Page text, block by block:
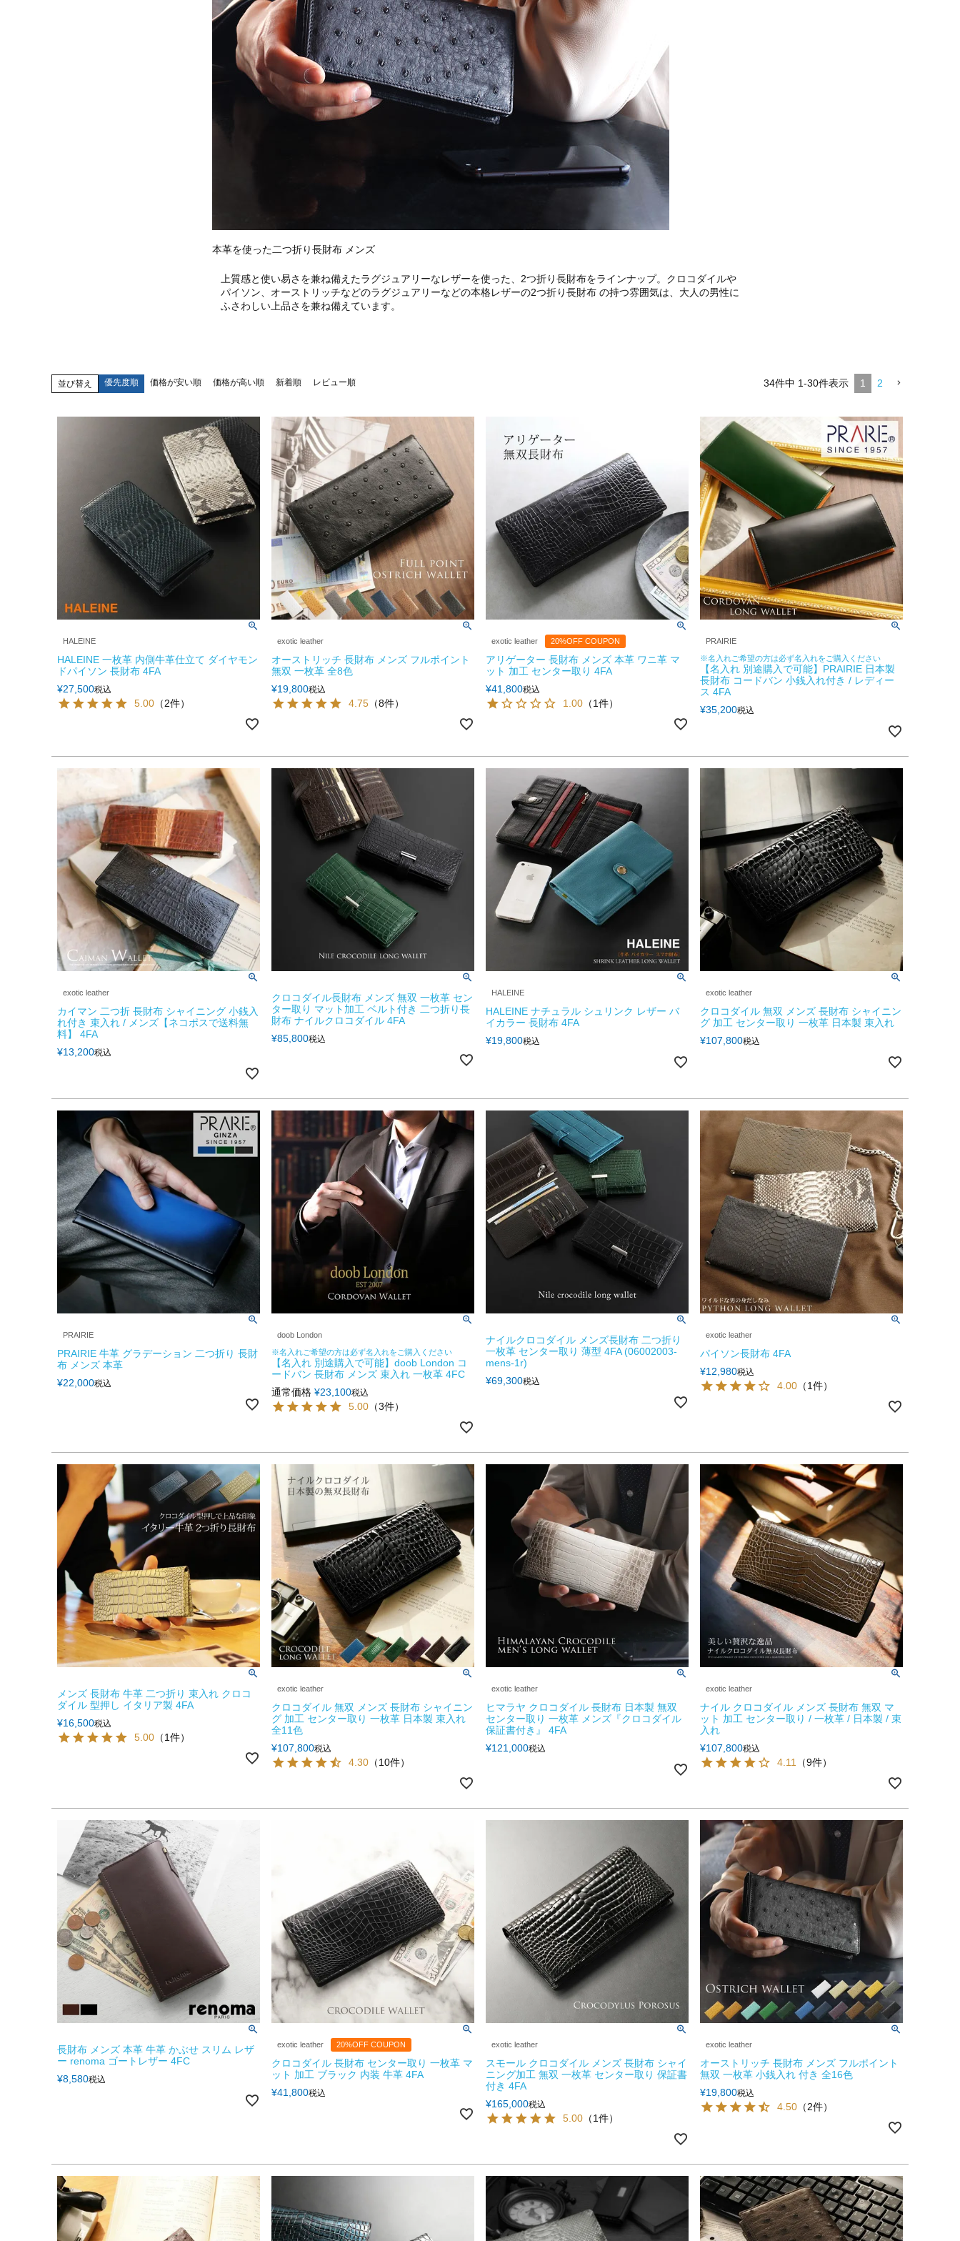
本革を使った二つ折り長財布 メンズ
上質感と使い易さを兼ね備えたラグジュアリーなレザーを使った、2つ折り長財布をラインナップ。クロコダイルや
パイソン、オーストリッチなどのラグジュアリーなどの本格レザーの2つ折り長財布 の持つ雰囲気は、大人の男性に
ふさわしい上品さを兼ね備えています。
並び替え 優先度順 価格が安い順 価格が高い順 新着順 レビュー順 34件中 1-30件表示 1 2
HALEINE
HALEINE 一枚革 内側牛革仕立て ダイヤモン
ドパイソン 長財布 4FA
¥27,500税込
5.00 （2件）
exotic leather
オーストリッチ 長財布 メンズ フルポイント
無双 一枚革 全8色
¥19,800税込
4.75 （8件）
exotic leather 20%OFF COUPON
アリゲーター 長財布 メンズ 本革 ワニ革 マ
ット 加工 センター取り 4FA
¥41,800税込
1.00 （1件）
PRAIRIE
※名入れご希望の方は必ず名入れをご購入ください
【名入れ 別途購入で可能】PRAIRIE 日本製
長財布 コードバン 小銭入れ付き / レディー
ス 4FA
¥35,200税込
exotic leather
カイマン 二つ折 長財布 シャイニング 小銭入
れ付き 束入れ / メンズ【ネコポスで送料無
料】 4FA
¥13,200税込
クロコダイル長財布 メンズ 無双 一枚革 セン
ター取り マット加工 ベルト付き 二つ折り長
財布 ナイルクロコダイル 4FA
¥85,800税込
HALEINE
HALEINE ナチュラル シュリンク レザー バ
イカラー 長財布 4FA
¥19,800税込
exotic leather
クロコダイル 無双 メンズ 長財布 シャイニン
グ 加工 センター取り 一枚革 日本製 束入れ
¥107,800税込
PRAIRIE
PRAIRIE 牛革 グラデーション 二つ折り 長財
布 メンズ 本革
¥22,000税込
doob London
※名入れご希望の方は必ず名入れをご購入ください
【名入れ 別途購入で可能】doob London コ
ードバン 長財布 メンズ 束入れ 一枚革 4FC
通常価格 ¥23,100税込
5.00 （3件）
ナイルクロコダイル メンズ長財布 二つ折り
一枚革 センター取り 薄型 4FA (06002003-
mens-1r)
¥69,300税込
exotic leather
パイソン長財布 4FA
¥12,980税込
4.00 （1件）
メンズ 長財布 牛革 二つ折り 束入れ クロコ
ダイル 型押し イタリア製 4FA
¥16,500税込
5.00 （1件）
exotic leather
クロコダイル 無双 メンズ 長財布 シャイニン
グ 加工 センター取り 一枚革 日本製 束入れ
全11色
¥107,800税込
4.30 （10件）
exotic leather
ヒマラヤ クロコダイル 長財布 日本製 無双
センター取り 一枚革 メンズ『クロコダイル
保証書付き』 4FA
¥121,000税込
exotic leather
ナイル クロコダイル メンズ 長財布 無双 マ
ット 加工 センター取り / 一枚革 / 日本製 / 束
入れ
¥107,800税込
4.11 （9件）
長財布 メンズ 本革 牛革 かぶせ スリム レザ
ー renoma ゴートレザー 4FC
¥8,580税込
exotic leather 20%OFF COUPON
クロコダイル 長財布 センター取り 一枚革 マ
ット 加工 ブラック 内装 牛革 4FA
¥41,800税込
exotic leather
スモール クロコダイル メンズ 長財布 シャイ
ニング加工 無双 一枚革 センター取り 保証書
付き 4FA
¥165,000税込
5.00 （1件）
exotic leather
オーストリッチ 長財布 メンズ フルポイント
無双 一枚革 小銭入れ 付き 全16色
¥19,800税込
4.50 （2件）